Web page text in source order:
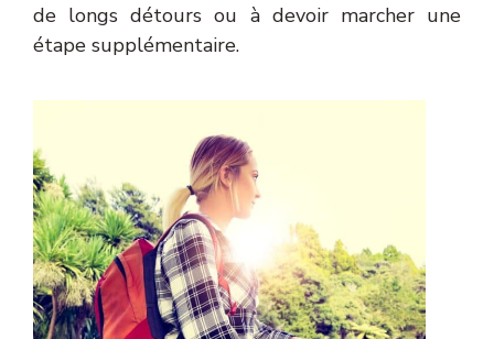
de longs détours ou à devoir marcher une
étape supplémentaire.